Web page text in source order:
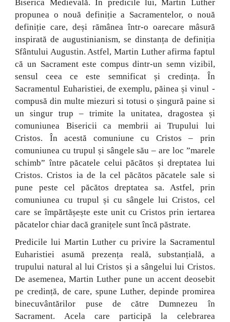
Biserica Medievală. În predicile lui, Martin Luther
propunea o nouă definiție a Sacramentelor, o nouă
definiție care, deși rămânea într-o oarecare mâsură
inspirată de augustinianism, se dinstanța de definiția
Sfântului Augustin. Astfel, Martin Luther afirma faptul
că un Sacrament este compus dintr-un semn vizibil,
sensul ceea ce este semnificat și credința. În
Sacramentul Euharistiei, de exemplu, păinea și vinul -
compusă din multe miezuri si totusi o șingură paine si
un singur trup – trimite la unitatea, dragostea și
comuniunea Bisericii ca membrii ai Trupului lui
Cristos. În acestă comuniune cu Cristos – prin
comuniunea cu trupul și sângele său – are loc ”marele
schimb” între păcatele celui păcătos și dreptatea lui
Cristos. Cristos ia de la cel păcătos păcatele sale si
pune peste cel păcătos dreptatea sa. Astfel, prin
comuniunea cu trupul și cu sângele lui Cristos, cel
care se împărtășește este unit cu Cristos prin iertarea
păcatelor chiar dacă granițele sunt încă păstrate.
Predicile lui Martin Luther cu privire la Sacramentul
Euharistiei asumă prezența reală, substanțială, a
trupului natural al lui Cristos și a sângelui lui Cristos.
De asemenea, Martin Luther pune un accent deosebit
pe credință, de care, spune Luther, depinde promirea
binecuvântărilor puse de către Dumnezeu în
Sacrament. Acela care participă la celebrarea